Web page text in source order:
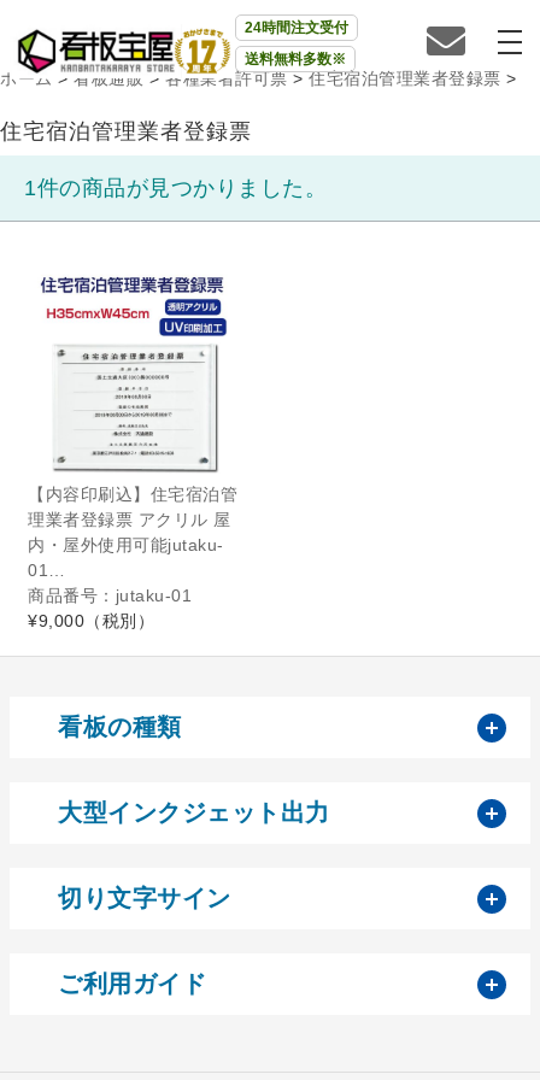
24時間注文受付
送料無料多数※
ホーム >看板通販 >各種業者許可票>住宅宿泊管理業者登録票 >
住宅宿泊管理業者登録票
1件の商品が見つかりました。
【内容印刷込】住宅宿泊管
理業者登録票 アクリル 屋
内・屋外使用可能jutaku-
01…
商品番号：jutaku-01
¥9,000 （税別）
看板の種類
大型インクジェット出力
切り文字サイン
ご利用ガイド